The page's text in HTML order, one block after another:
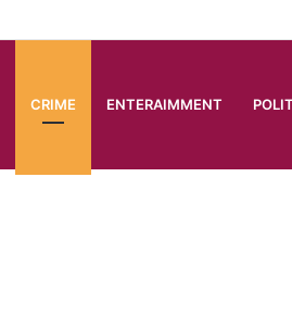
CRIME ENTERAIMMENT